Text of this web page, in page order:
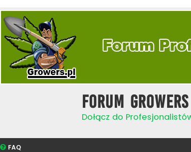
Forum Growers
Dołącz do
FAQ